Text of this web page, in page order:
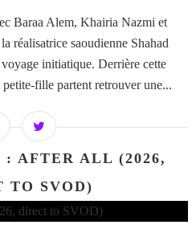
Baraa Alem, Khairia Nazmi et
saoudienne Shahad
initiatique. Derrière cette
fille partent retrouver une...
AFTER ALL (2026,
TO SVOD)